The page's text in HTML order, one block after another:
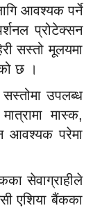
आवश्यक पर्ने
प्रोटेक्सन
सस्तो मूलयमा
छ ।
उपलब्ध
मास्क,
आवश्यक परेमा
सेवाग्राहीले
एशिया बैंकका